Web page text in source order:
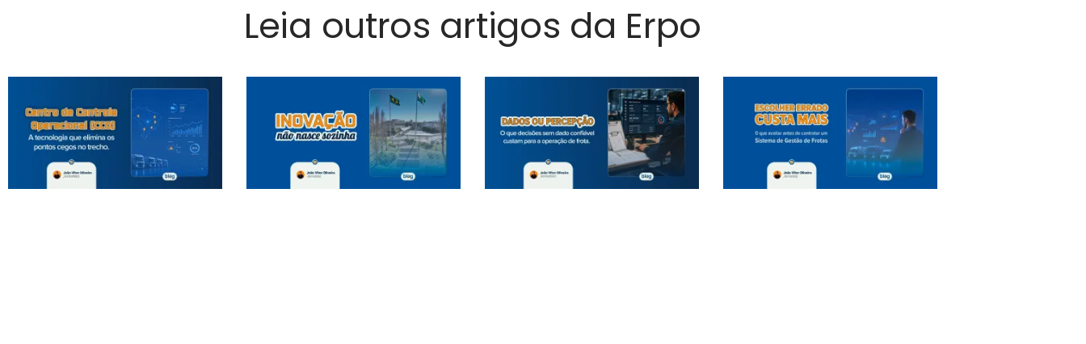
Leia outros artigos da Erpo